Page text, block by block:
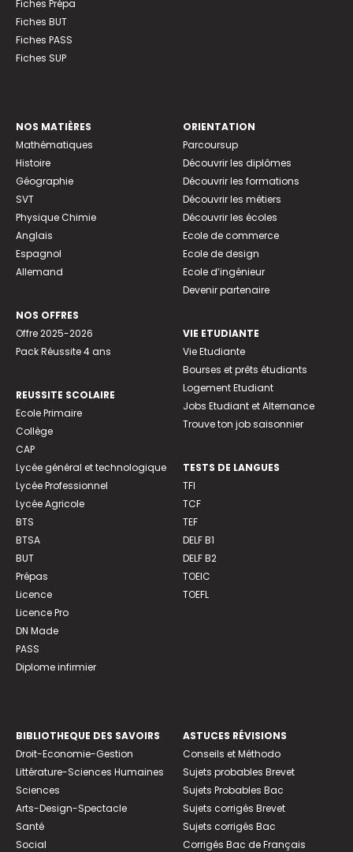
Fiches Prépa
Fiches BUT
Fiches PASS
Fiches SUP
NOS MATIÈRES
Mathématiques
Histoire
Géographie
SVT
Physique Chimie
Anglais
Espagnol
Allemand
NOS OFFRES
Offre 2025-2026
Pack Réussite 4 ans
REUSSITE SCOLAIRE
Ecole Primaire
Collège
CAP
Lycée général et technologique
Lycée Professionnel
Lycée Agricole
BTS
BTSA
BUT
Prépas
Licence
Licence Pro
DN Made
PASS
Diplome infirmier
ORIENTATION
Parcoursup
Découvrir les diplômes
Découvrir les formations
Découvrir les métiers
Découvrir les écoles
Ecole de commerce
Ecole de design
Ecole d’ingénieur
Devenir partenaire
VIE ETUDIANTE
Vie Etudiante
Bourses et prêts étudiants
Logement Etudiant
Jobs Etudiant et Alternance
Trouve ton job saisonnier
TESTS DE LANGUES
TFI
TCF
TEF
DELF B1
DELF B2
TOEIC
TOEFL
BIBLIOTHEQUE DES SAVOIRS
Droit-Economie-Gestion
Littérature-Sciences Humaines
Sciences
Arts-Design-Spectacle
Santé
Social
ASTUCES RÉVISIONS
Conseils et Méthodo
Sujets probables Brevet
Sujets Probables Bac
Sujets corrigés Brevet
Sujets corrigés Bac
Corrigés Bac de Français